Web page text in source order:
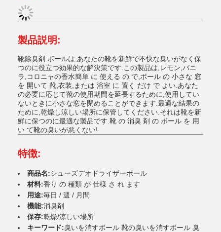
製品説明:
靴除臭剤 ボールは,あなたの靴を新鮮で不快な臭いがなく保
つのに役立つ効果的な解決策です.この製品は,レモン,バニ
ラ,コロニャの香水簡単 に 使える の で,ボール の 小さな 窓
を 開いて 靴,衣装,または 浴室 に 置く だけ で よい.あなた
の必要に応じて靴の使用期間を延長するために,使用してい
ないときに小さな窓を閉めることができます.最適な結果の
ために,乾燥し涼しい場所に保管してください.それは靴を新
鮮に保つのに最適な製品です.靴 の 消臭 剤 の ボール を 用
い て靴の臭いが悪くない!
特徴:
商品名:シューズデオドライザーボール
材料:香り の 種類 が 仕様 さ れ ます
用途:毎日 / 週 / 月間
機能:消臭剤
保存:乾燥/涼しい場所
キーワード:臭いを消すボール 靴の臭いを消すボール 臭